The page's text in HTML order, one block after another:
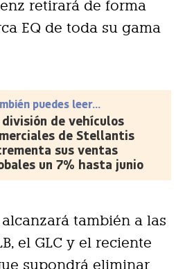
retirará de forma
EQ de toda su gama
puedes leer...
división de vehículos
de Stellantis
sus ventas
un 7% hasta junio
también a las
el GLC y el reciente
supondrá eliminar